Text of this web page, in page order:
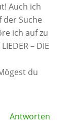
Auch ich
der Suche
ich auf zu
– DIE
du
Antworten